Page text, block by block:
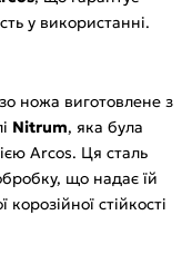
у використанні.
ножа виготовлене з
Nitrum, яка була
Arcos. Ця сталь
що надає їй
стійкості